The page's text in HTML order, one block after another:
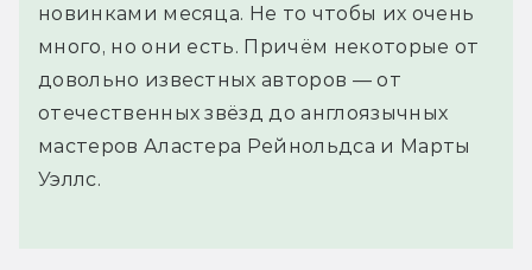
новинками месяца. Не то чтобы их очень
много, но они есть. Причём некоторые от
довольно известных авторов — от
отечественных звёзд до англоязычных
мастеров Аластера Рейнольдса и Марты
Уэллс.